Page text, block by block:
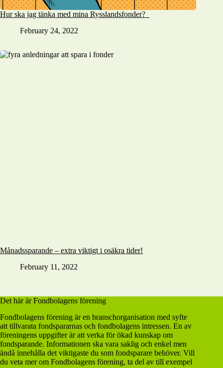
Hur ska jag tänka med mina Rysslandsfonder?
February 24, 2022
Månadssparande – extra viktigt i osäkra tider!
February 11, 2022
Det här är Fondbolagens förening
Fondbolagens förening är en branschorganisation med syfte
att tillvarata fondspararnas och fondbolagens intressen. En av
föreningens uppgifter är att verka för ökad kunskap om
fondsparande. Informationen ska vara saklig och enkel men
ändå innehålla det viktigaste du som fondsparare behöver. Vill
du veta mer om Fondbolagens förening, ta del av till exempel